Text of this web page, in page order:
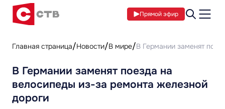
Прямой эфир
Главная страница Новости В мире В Германии заменят
В Германии заменят поезда на
велосипеды из-за ремонта железной
дороги